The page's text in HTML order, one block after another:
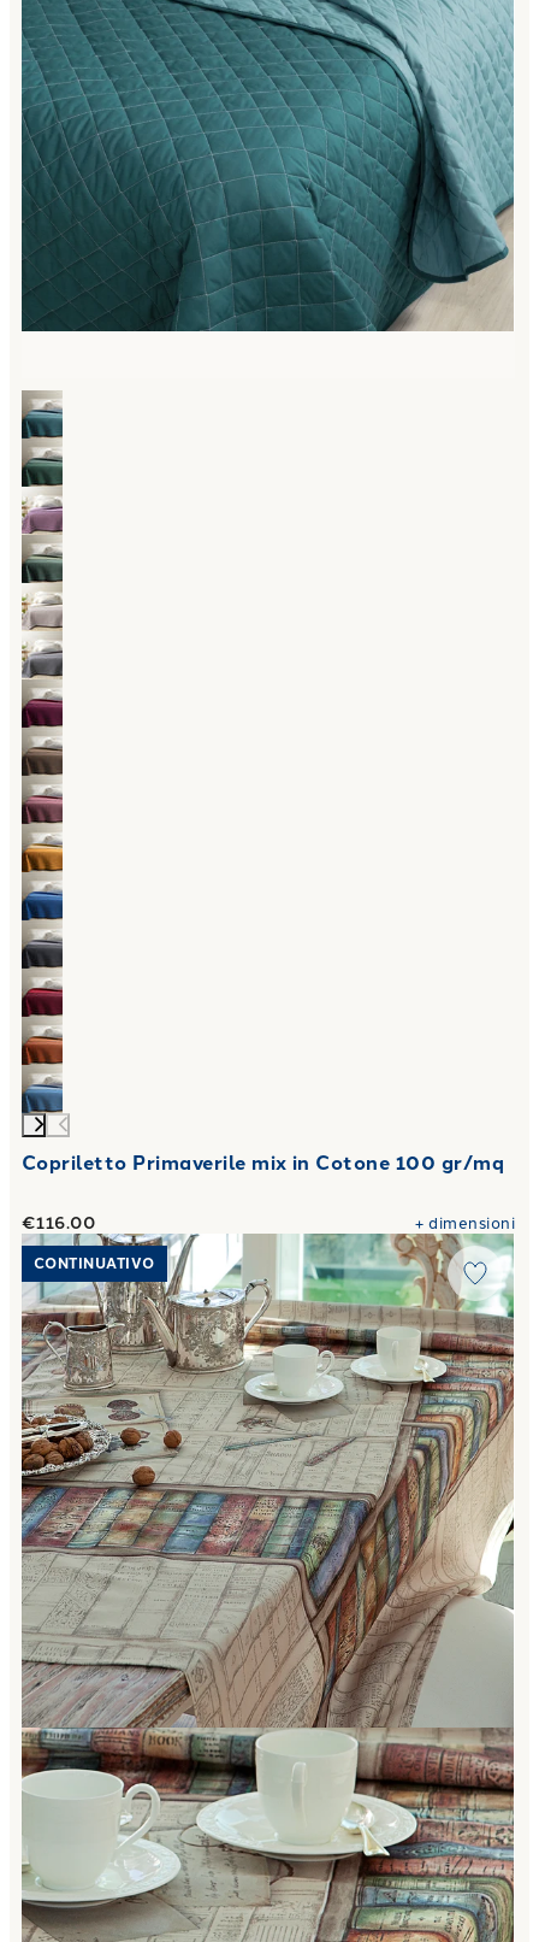
Copriletto Primaverile mix in Cotone 100 gr/mq
€116.00 +dimensioni
Link to "Tovaglia book shop Moderno in Raso di cotone
CONTINUATIVO